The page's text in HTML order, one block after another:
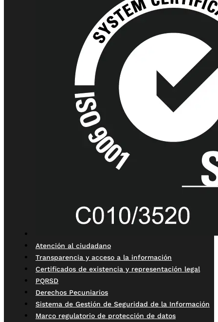
Atención al ciudadano
Transparencia y acceso a la información
Certificados de existencia y representación legal
PQRSD
Derechos Pecuniarios
Sistema de Gestión de Seguridad de la Información
Marco regulatorio de protección de datos